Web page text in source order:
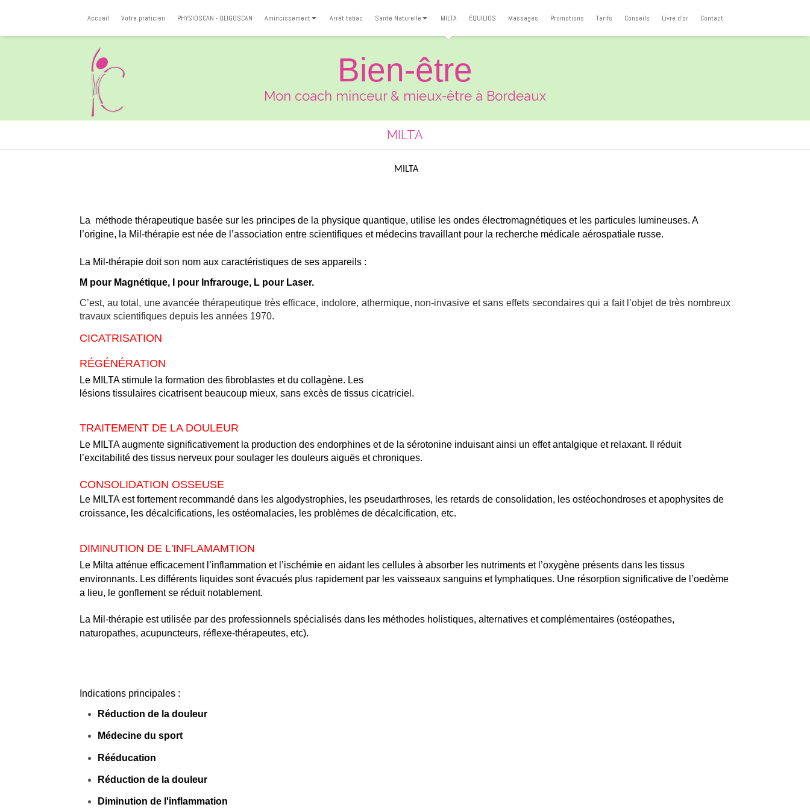
Accueil Votre praticien PHYSIOSCAN - OLIGOSCAN Amincissement Arrêt tabac Santé Naturelle MILTA ÉQUILIOS Massages Promotions Tarifs Conseils Livre d'or Contact
Bien-être
Mon coach minceur & mieux-être à Bordeaux
MILTA
MILTA
La méthode thérapeutique basée sur les principes de la physique quantique, utilise les ondes électromagnétiques et les particules lumineuses. A
l’origine, la Mil-thérapie est née de l’association entre scientifiques et médecins travaillant pour la recherche médicale aérospatiale russe.
La Mil-thérapie doit son nom aux caractéristiques de ses appareils :
M pour Magnétique, I pour Infrarouge, L pour Laser.
C’est, au total, une avancée thérapeutique très efficace, indolore, athermique, non-invasive et sans effets secondaires qui a fait l’objet de très nombreux
travaux scientifiques depuis les années 1970.
CICATRISATION
RÉGÉNÉRATION
Le MILTA stimule la formation des fibroblastes et du collagène. Les
lésions tissulaires cicatrisent beaucoup mieux, sans excès de tissus cicatriciel.
TRAITEMENT DE LA DOULEUR
Le MILTA augmente significativement la production des endorphines et de la sérotonine induisant ainsi un effet antalgique et relaxant. Il réduit
l’excitabilité des tissus nerveux pour soulager les douleurs aiguës et chroniques.
CONSOLIDATION OSSEUSE
Le MILTA est fortement recommandé dans les algodystrophies, les pseudarthroses, les retards de consolidation, les ostéochondroses et apophysites de
croissance, les décalcifications, les ostéomalacies, les problèmes de décalcification, etc.
DIMINUTION DE L'INFLAMAMTION
Le Milta atténue efficacement l’inflammation et l’ischémie en aidant les cellules à absorber les nutriments et l’oxygène présents dans les tissus
environnants. Les différents liquides sont évacués plus rapidement par les vaisseaux sanguins et lymphatiques. Une résorption significative de l’oedème
a lieu, le gonflement se réduit notablement.
La Mil-thérapie est utilisée par des professionnels spécialisés dans les méthodes holistiques, alternatives et complémentaires (ostéopathes,
naturopathes, acupuncteurs, réflexe-thérapeutes, etc).
Indications principales :
Réduction de la douleur
Médecine du sport
Rééducation
Réduction de la douleur
Diminution de l'inflammation